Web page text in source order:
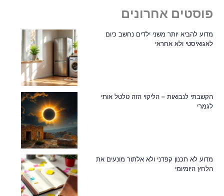
פוסטים אחרונים
מדוע להביא יותר משני ילדים נחשב כיום
לאגואיסטי ולא אחראי
הקשבתי לנבואות – הליקוי הזה טלטל אותי
לגמרי
מדוע לא תכנון קפדני ולא אלתור מונעים את
הלחץ היומיומי